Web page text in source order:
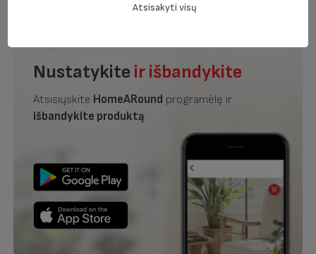
Nustatykite ir išbandykite
Atsisiųskite HomeARound programėlę ir
išbandykite produktą.
Atsisakyti visų